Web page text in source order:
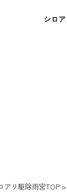
シロ
アリ駆除雨宮TOP >